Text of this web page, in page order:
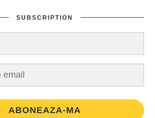
SUBSCRIPTION
ABONEAZA-MA